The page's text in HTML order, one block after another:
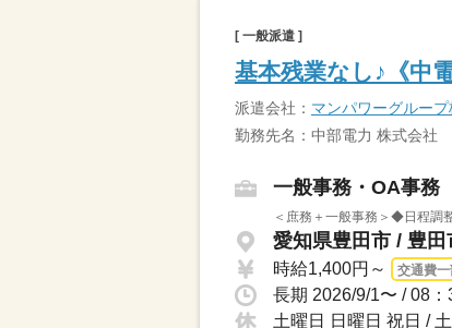
[ 一般派遣 ]
基本残業なし♪《中
派遣会社： マンパワーグルー
勤務先名：中部電力 株式会社
一般事務・OA事務
＜庶務＋一般事務＞◆日程調
愛知県豊田市 / 豊田
時給1,400円～ 交通費
土曜日 日曜日 祝日 /